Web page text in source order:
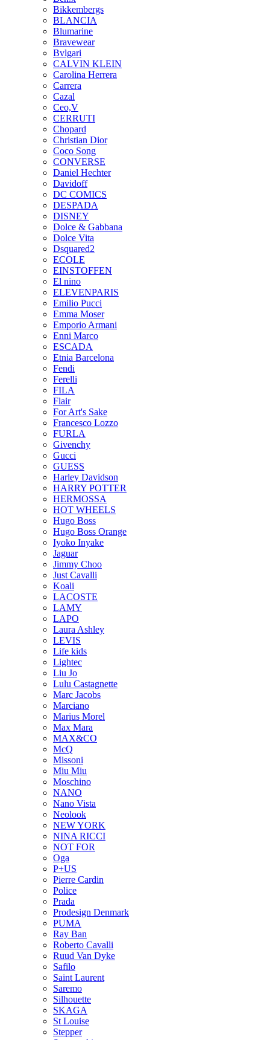
Bikkembergs
BLANCIA
Blumarine
Bravewear
Bvlgari
CALVIN KLEIN
Carolina Herrera
Carrera
Cazal
Ceo,V
CERRUTI
Chopard
Christian Dior
Coco Song
CONVERSE
Daniel Hechter
Davidoff
DC COMICS
DESPADA
DISNEY
Dolce & Gabbana
Dolce Vita
Dsquared2
ECOLE
EINSTOFFEN
El nino
ELEVENPARIS
Emilio Pucci
Emma Moser
Emporio Armani
Enni Marco
ESCADA
Etnia Barcelona
Fendi
Ferelli
FILA
Flair
For Art's Sake
Francesco Lozzo
FURLA
Givenchy
Gucci
GUESS
Harley Davidson
HARRY POTTER
HERMOSSA
HOT WHEELS
Hugo Boss
Hugo Boss Orange
Iyoko Inyake
Jaguar
Jimmy Choo
Just Cavalli
Koali
LACOSTE
LAMY
LAPO
Laura Ashley
LEVIS
Life kids
Lightec
Liu Jo
Lulu Castagnette
Marc Jacobs
Marciano
Marius Morel
Max Mara
MAX&CO
McQ
Missoni
Miu Miu
Moschino
NANO
Nano Vista
Neolook
NEW YORK
NINA RICCI
NOT FOR
Oga
P+US
Pierre Cardin
Police
Prada
Prodesign Denmark
PUMA
Ray Ban
Roberto Cavalli
Ruud Van Dyke
Safilo
Saint Laurent
Saremo
Silhouette
SKAGA
St Louise
Stepper